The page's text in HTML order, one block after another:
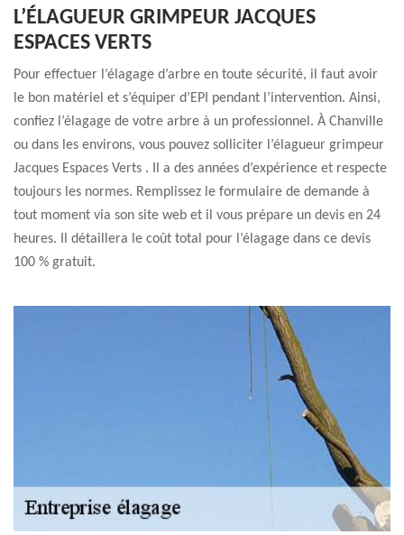
L’ÉLAGUEUR GRIMPEUR JACQUES
ESPACES VERTS
Pour effectuer l’élagage d’arbre en toute sécurité, il faut avoir
le bon matériel et s’équiper d’EPI pendant l’intervention. Ainsi,
confiez l’élagage de votre arbre à un professionnel. À Chanville
ou dans les environs, vous pouvez solliciter l’élagueur grimpeur
Jacques Espaces Verts . Il a des années d’expérience et respecte
toujours les normes. Remplissez le formulaire de demande à
tout moment via son site web et il vous prépare un devis en 24
heures. Il détaillera le coût total pour l’élagage dans ce devis
100 % gratuit.